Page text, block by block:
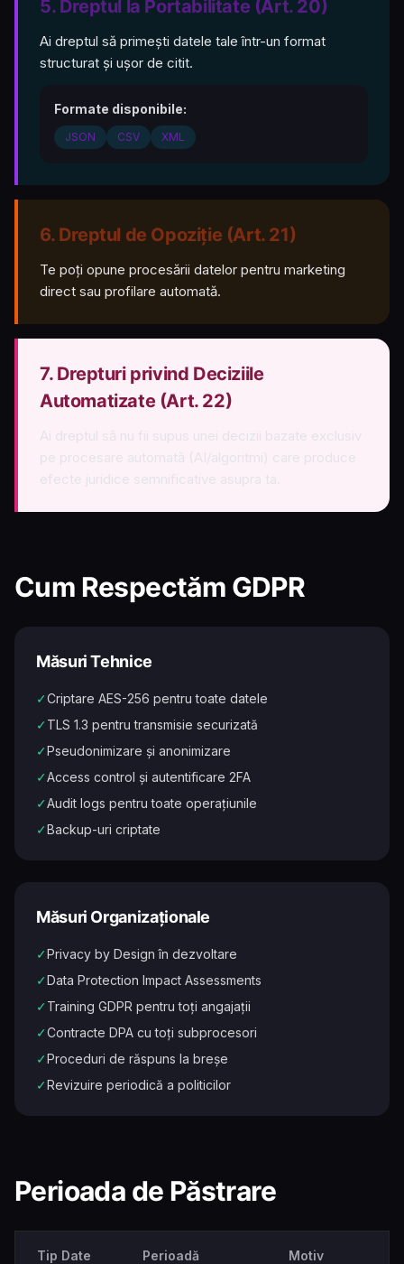
5. Dreptul la Portabilitate (Art. 20)
Ai dreptul să primești datele tale într-un format
structurat și ușor de citit.
Formate disponibile:
JSON CSV XML
6. Dreptul de Opoziție (Art. 21)
Te poți opune procesării datelor pentru marketing
direct sau profilare automată.
7. Drepturi privind Deciziile
Automatizate (Art. 22)
Ai dreptul să nu fii supus unei decizii bazate exclusiv
pe procesare automată (AI/algoritmi) care produce
efecte juridice semnificative asupra ta.
Cum Respectăm GDPR
Măsuri Tehnice
✓Criptare AES-256 pentru toate datele
✓TLS 1.3 pentru transmisie securizată
✓Pseudonimizare și anonimizare
✓Access control și autentificare 2FA
✓Audit logs pentru toate operațiunile
✓Backup-uri criptate
Măsuri Organizaționale
✓Privacy by Design în dezvoltare
✓Data Protection Impact Assessments
✓Training GDPR pentru toți angajații
✓Contracte DPA cu toți subprocesori
✓Proceduri de răspuns la breșe
✓Revizuire periodică a politicilor
Perioada de Păstrare
Tip Date Perioadă Motiv